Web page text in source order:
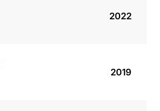
2022
2019